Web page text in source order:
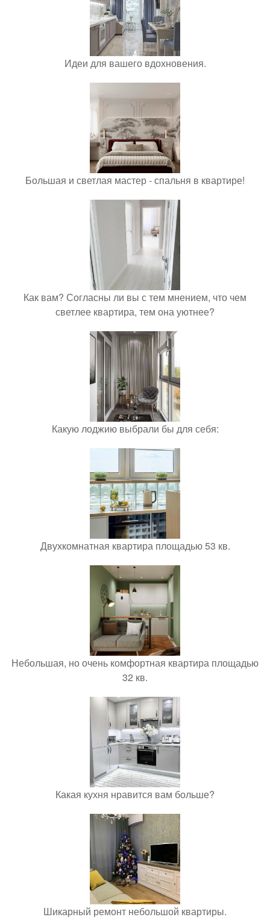
Идеи для вашего вдохновения.
Большая и светлая мастер - спальня в квартире!
Как вам? Согласны ли вы с тем мнением, что чем
светлее квартира, тем она уютнее?
Какую лоджию выбрали бы для себя:
Двухкомнатная квартира площадью 53 кв.
Небольшая, но очень комфортная квартира площадью
32 кв.
Какая кухня нравится вам больше?
Шикарный ремонт небольшой квартиры.